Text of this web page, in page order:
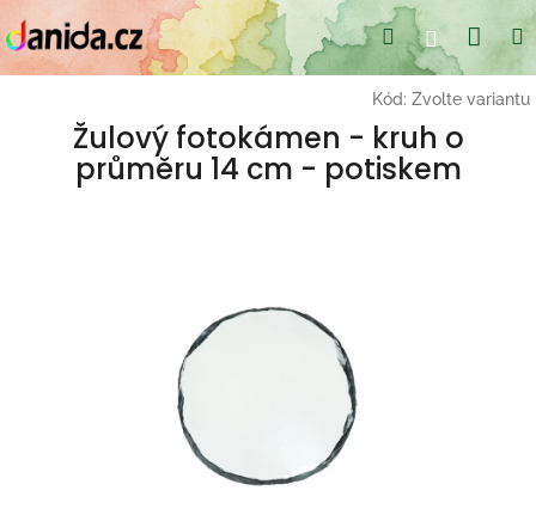
na
obsah
HledatPřihlášení
Kód: Zvolte variantu
Žulový fotokámen - kruh o
průměru 14 cm - potiskem